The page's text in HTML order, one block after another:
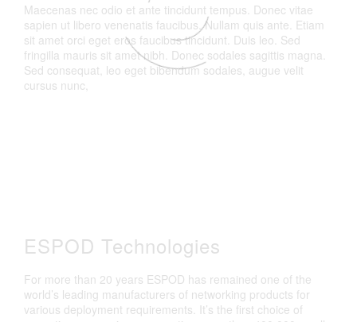
Maecenas nec odio et ante tincidunt tempus. Donec vitae
sapien ut libero venenatis faucibus. Nullam quis ante. Etiam
sit amet orci eget eros faucibus tincidunt. Duis leo. Sed
fringilla mauris sit amet nibh. Donec sodales sagittis magna.
Sed consequat, leo eget bibendum sodales, augue velit
cursus nunc,
ESPOD Technologies
For more than 20 years ESPOD has remained one of the
world’s leading manufacturers of networking products for
various deployment requirements. It’s the first choice of